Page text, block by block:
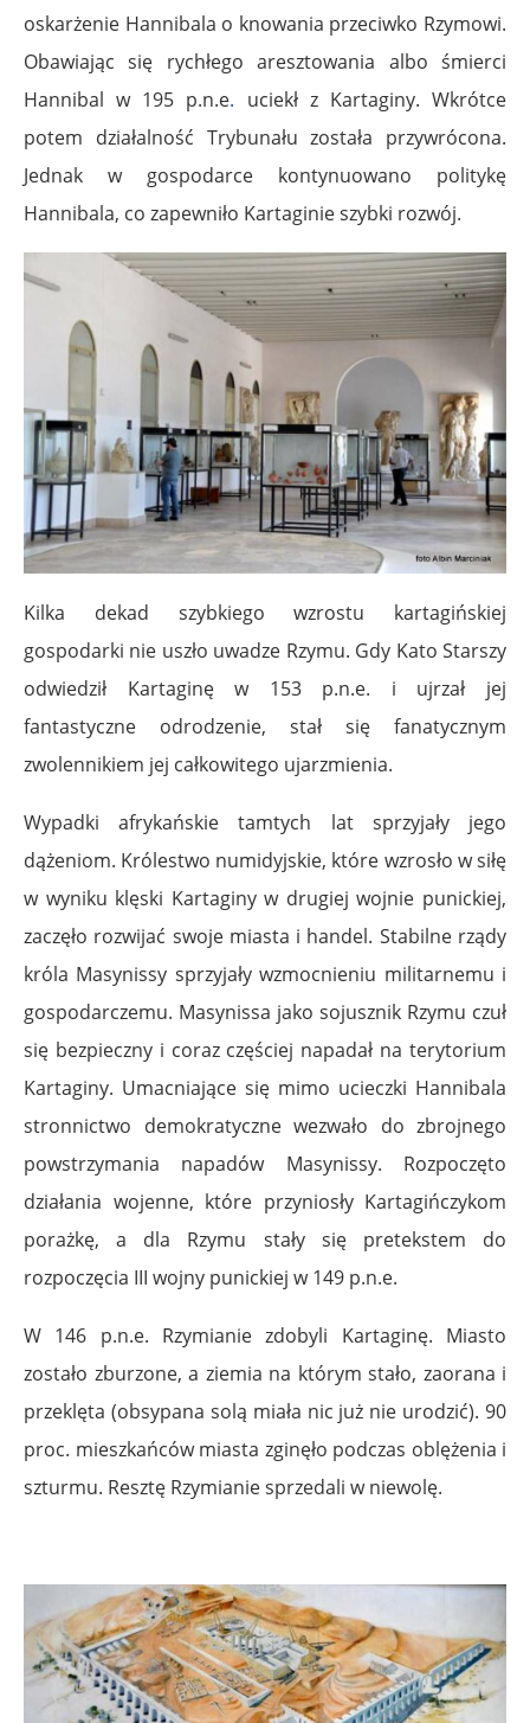
oskarżenie Hannibala o knowania przeciwko Rzymowi.
Obawiając się rychłego aresztowania albo śmierci
Hannibal w 195 p.n.e. uciekł z Kartaginy. Wkrótce
potem działalność Trybunału została przywrócona.
Jednak w gospodarce kontynuowano politykę
Hannibala, co zapewniło Kartaginie szybki rozwój.
Kilka dekad szybkiego wzrostu kartagińskiej
gospodarki nie uszło uwadze Rzymu. Gdy Kato Starszy
odwiedził Kartaginę w 153 p.n.e. i ujrzał jej
fantastyczne odrodzenie, stał się fanatycznym
zwolennikiem jej całkowitego ujarzmienia.
Wypadki afrykańskie tamtych lat sprzyjały jego
dążeniom. Królestwo numidyjskie, które wzrosło w siłę
w wyniku klęski Kartaginy w drugiej wojnie punickiej,
zaczęło rozwijać swoje miasta i handel. Stabilne rządy
króla Masynissy sprzyjały wzmocnieniu militarnemu i
gospodarczemu. Masynissa jako sojusznik Rzymu czuł
się bezpieczny i coraz częściej napadał na terytorium
Kartaginy. Umacniające się mimo ucieczki Hannibala
stronnictwo demokratyczne wezwało do zbrojnego
powstrzymania napadów Masynissy. Rozpoczęto
działania wojenne, które przyniosły Kartagińczykom
porażkę, a dla Rzymu stały się pretekstem do
rozpoczęcia III wojny punickiej w 149 p.n.e.
W 146 p.n.e. Rzymianie zdobyli Kartaginę. Miasto
zostało zburzone, a ziemia na którym stało, zaorana i
przeklęta (obsypana solą miała nic już nie urodzić). 90
proc. mieszkańców miasta zginęło podczas oblężenia i
szturmu. Resztę Rzymianie sprzedali w niewolę.